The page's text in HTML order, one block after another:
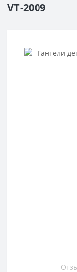
VT-2009